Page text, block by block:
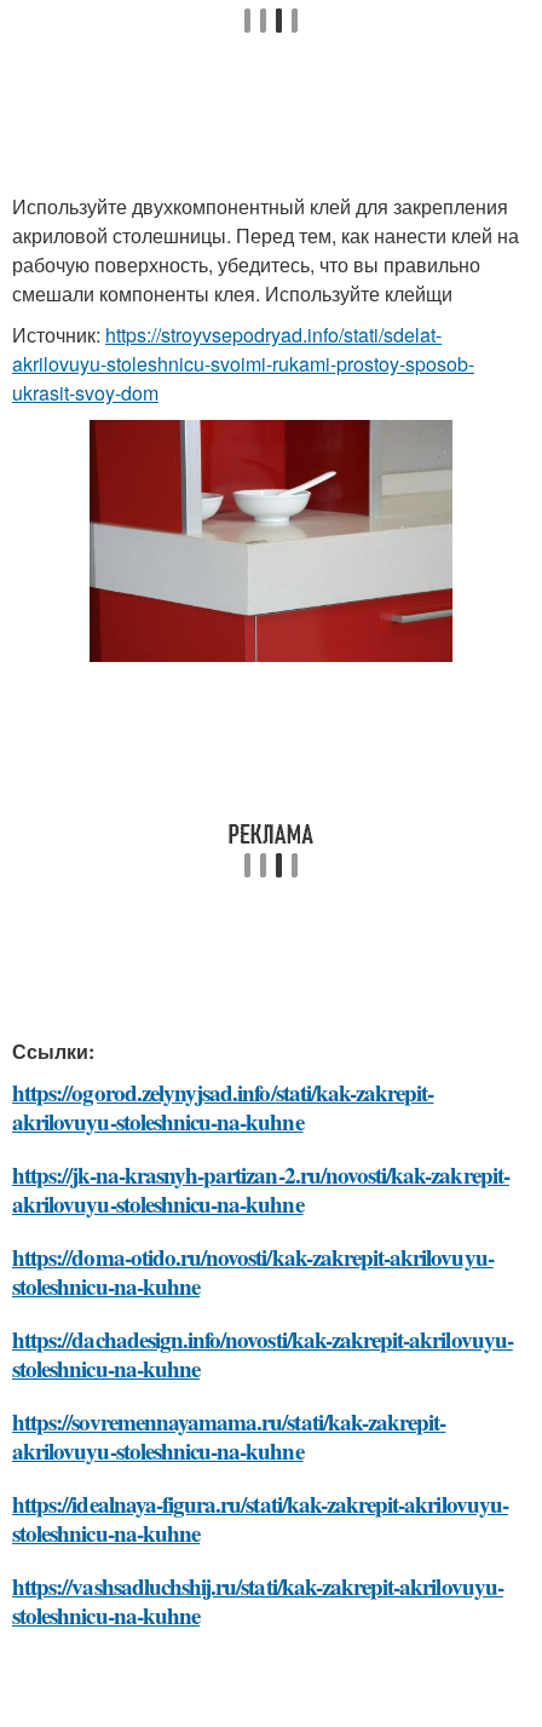
Используйте двухкомпонентный клей для закрепления
акриловой столешницы. Перед тем, как нанести клей на
рабочую поверхность, убедитесь, что вы правильно
смешали компоненты клея. Используйте клейщи
Источник: https://stroyvsepodryad.info/stati/sdelat-
akrilovuyu-stoleshnicu-svoimi-rukami-prostoy-sposob-
ukrasit-svoy-dom
Ссылки:
https://ogorod.zelynyjsad.info/stati/kak-zakrepit-
akrilovuyu-stoleshnicu-na-kuhne
https://jk-na-krasnyh-partizan-2.ru/novosti/kak-zakrepit-
akrilovuyu-stoleshnicu-na-kuhne
https://doma-otido.ru/novosti/kak-zakrepit-akrilovuyu-
stoleshnicu-na-kuhne
https://dachadesign.info/novosti/kak-zakrepit-akrilovuyu-
stoleshnicu-na-kuhne
https://sovremennayamama.ru/stati/kak-zakrepit-
akrilovuyu-stoleshnicu-na-kuhne
https://idealnaya-figura.ru/stati/kak-zakrepit-akrilovuyu-
stoleshnicu-na-kuhne
https://vashsadluchshij.ru/stati/kak-zakrepit-akrilovuyu-
stoleshnicu-na-kuhne